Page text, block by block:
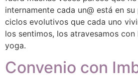
internamente cada un@ está en
ciclos evolutivos que cada uno
los sentimos, los atravesamos con
yoga.
Convenio con